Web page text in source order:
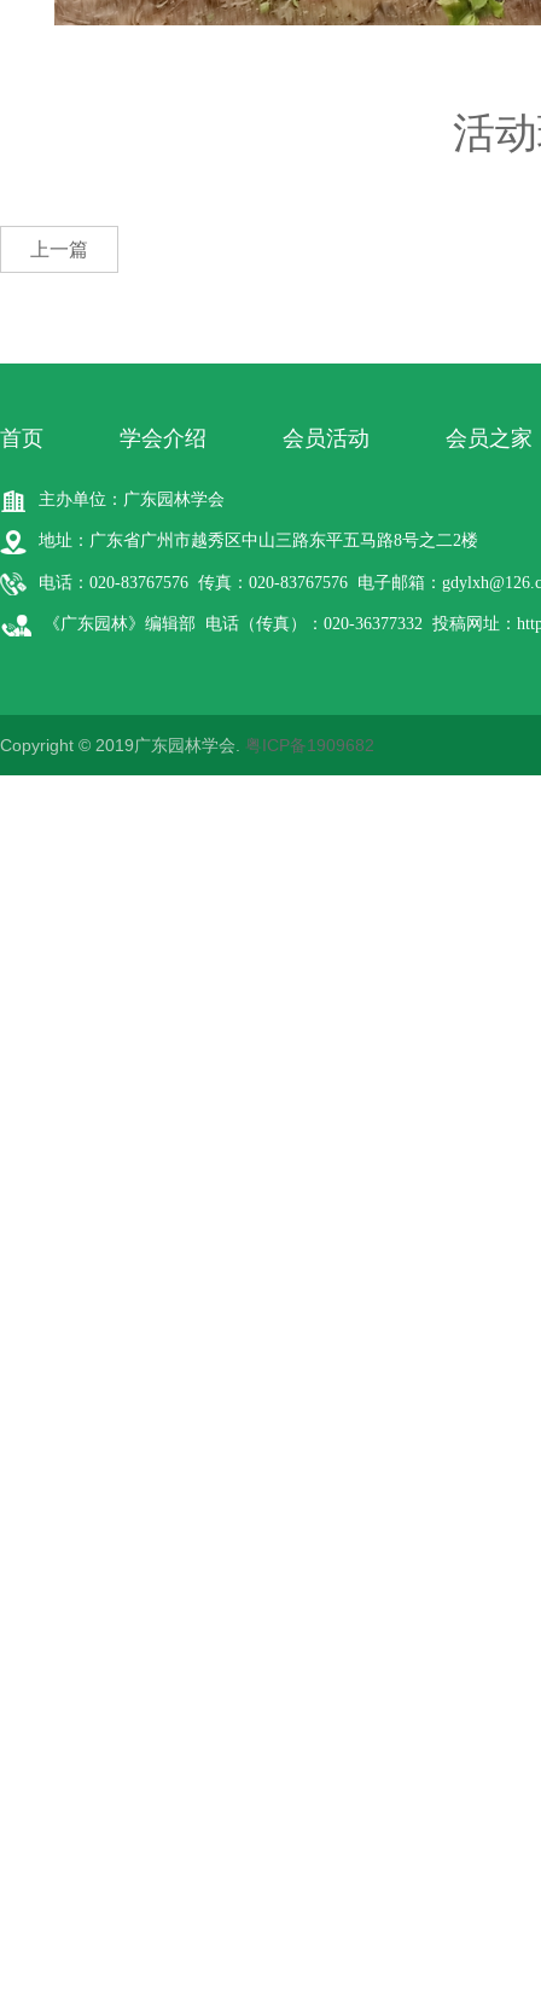
活
上一篇
首页 学会介绍 会员活动 会员之家
主办单位：广东园林学会
地址：广东省广州市越秀区中山三路东平五马路8号之二2楼
电话：020-83767576 传真：020-83767576 电子邮箱：
《广东园林》编辑部 电话（传真）：020-36377332 投稿网址：
Copyright © 2019广东园林学会. 粤ICP备1909682